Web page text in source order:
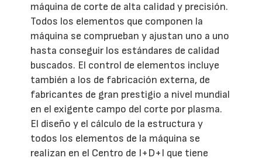
máquina de corte de alta calidad y precisión.
Todos los elementos que componen la
máquina se comprueban y ajustan uno a uno
hasta conseguir los estándares de calidad
buscados. El control de elementos incluye
también a los de fabricación externa, de
fabricantes de gran prestigio a nivel mundial
en el exigente campo del corte por plasma.
El diseño y el cálculo de la estructura y
todos los elementos de la máquina se
realizan en el Centro de I+D+I que tiene